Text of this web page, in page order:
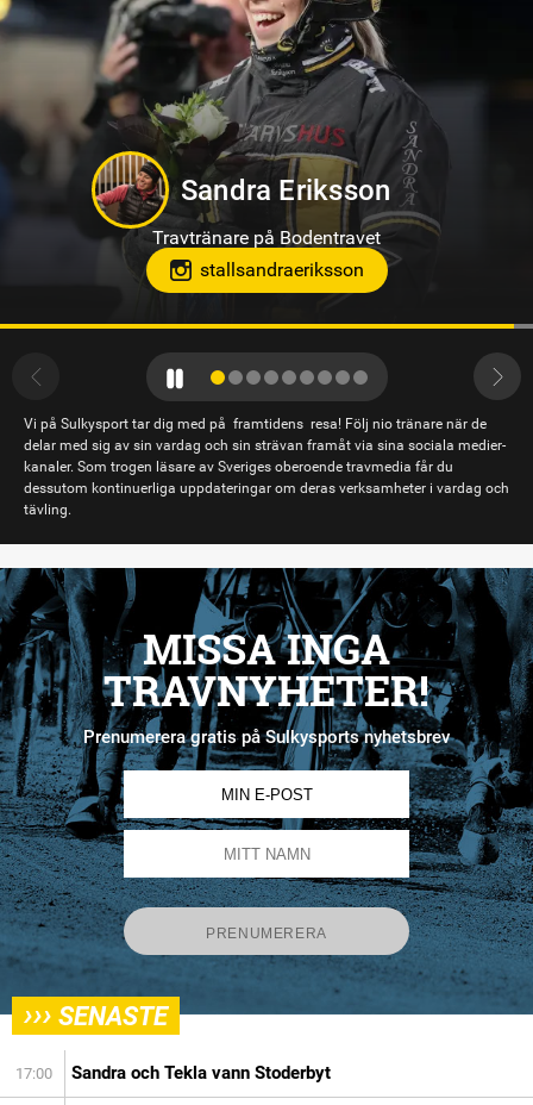
Philip Di Luca
Travtränare på Sundbyholmstravet i Eskilstuna
hloclucaboy
Vi på Sulkysport tar dig med på framtidens resa! Följ nio tränare när de
delar med sig av sin vardag och sin strävan framåt via sina sociala medier-
kanaler. Som trogen läsare av Sveriges oberoende travmedia får du
dessutom kontinuerliga uppdateringar om deras verksamheter i vardag och
tävling.
MISSA INGA
TRAVNYHETER!
Prenumerera gratis på Sulkysports nyhetsbrev
››› SENASTE
17:00 Sandra och Tekla vann Stoderbyt